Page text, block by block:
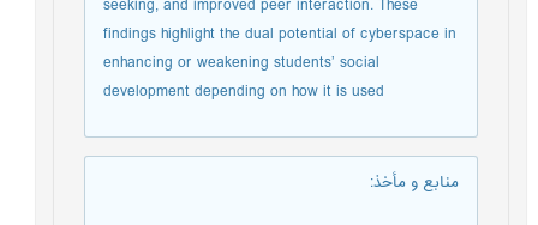
seeking, and improved peer interaction. These
findings highlight the dual potential of cyberspace in
enhancing or weakening students’ social
development depending on how it is used
منابع و مأخذ: